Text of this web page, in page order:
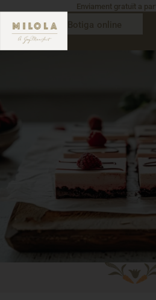
Enviament gratuït a